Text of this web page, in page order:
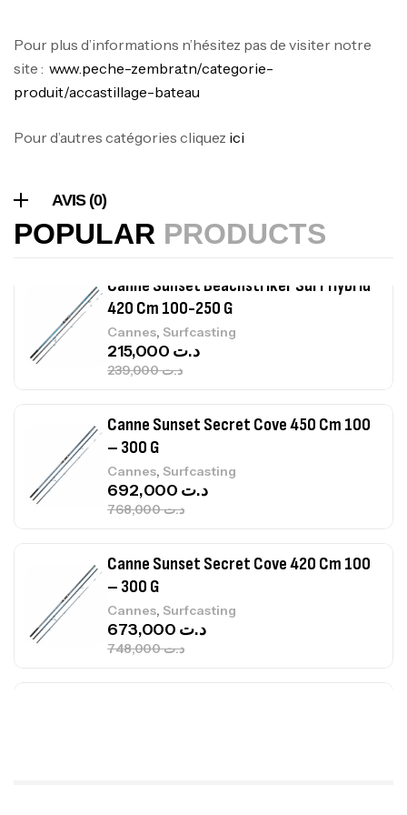
Pour plus d’informations n’hésitez pas de visiter notre
site : www.peche-zembra.tn/categorie-
produit/accastillage-bateau
Pour d’autres catégories cliquez ici
AVIS (0)
POPULAR PRODUCTS
Expanded
Bagagerie,Surfcasting
د.ت378,000
د.ت367,000
Canne Sunset Beachstriker Surf Hybrid
420 Cm 100-250 G
Cannes, Surfcasting
د.ت239,000
د.ت
Canne Sunset Secret Cove 450 Cm 100
– 300 G
Cannes, Surfcasting
د.ت768,000
د.ت
Canne Sunset Secret Cove 420 Cm 100
– 300 G
Cannes, Surfcasting
د.ت748,000
د.ت